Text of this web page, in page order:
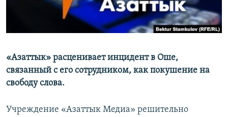
«Азаттык» расценивает инцидент в Оше,
связанный с его сотрудником, как покушение на
свободу слова.
Учреждение «Азаттык Медиа» решительно